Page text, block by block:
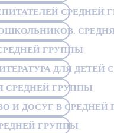
СРЕДНЕЙ
ГРУППЫ
ДЛЯ ДЕТЕЙ
СРЕДНЕЙ ГРУППЫ
И ДОСУГ В СРЕДНЕЙ
ГРУППЫ